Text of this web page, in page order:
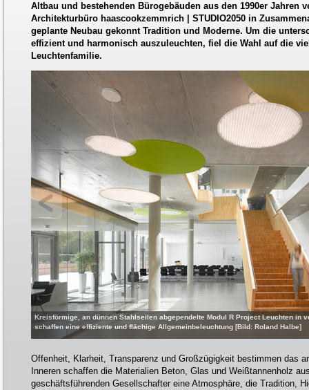
Altbau und bestehenden Bürogebäuden aus den 1990er Jahren
Architekturbüro haascookzemmrich | STUDIO2050 in
geplante Neubau gekonnt Tradition und Moderne. Um die
effizient und harmonisch auszuleuchten, fiel die Wahl auf die
Leuchtenfamilie.
Kreisförmige, an dünnen Stahlseilen abgependelte Modul R Project Leuchten in
schaffen eine effiziente und flächige Allgemeinbeleuchtung [Bild: Roland Halbe]
Offenheit, Klarheit, Transparenz und Großzügigkeit bestimmen das
Inneren schaffen die Materialien Beton, Glas und Weißtannenholz
geschäftsführenden Gesellschafter eine Atmosphäre, die Tradition,